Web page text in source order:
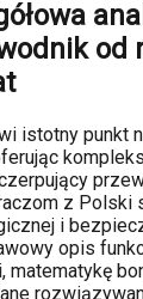
od
istotny punkt
z Polski
i
opis
matematykę